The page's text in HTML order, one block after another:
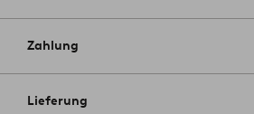
Zahlung
Lieferung